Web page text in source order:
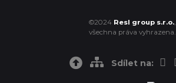
©2024 Resl group s.r.o.,
všechna práva vyhrazena.
Sdílet na: